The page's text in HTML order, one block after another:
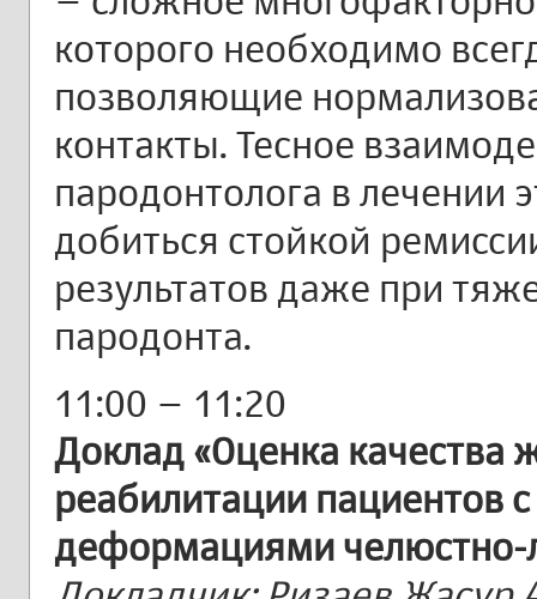
которого необходимо
позволяющие
контакты. Тесное
пародонтолога в лечении
добиться стойкой
результатов даже при
пародонта.
11:00 – 11:20
Доклад «Оценка качества
реабилитации пациентов
деформациями челюстно-